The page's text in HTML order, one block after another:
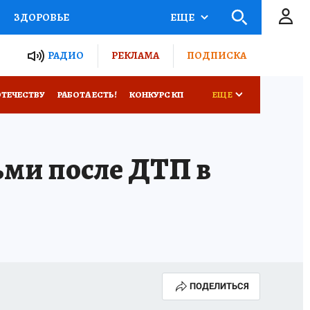
ЗДОРОВЬЕ
РОССИИ
ЕЩЕ
РАДИО РЕКЛАМА ПОДПИСКА
РАБОТА ЕСТЬ! КОНКУРС КП ЕЩЕ
после ДТП в
ПОДЕЛИТЬСЯ